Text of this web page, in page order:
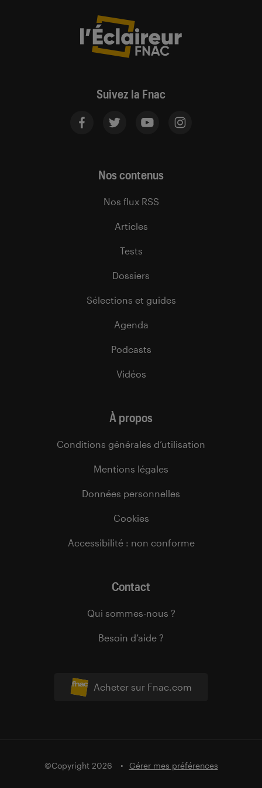
Suivez la Fnac
Acheter sur Fnac.com
Nos contenus
Nos flux RSS
Articles
Tests
Dossiers
Sélections et guides
Agenda
Podcasts
Vidéos
À propos
Conditions générales d’utilisation
Mentions légales
Données personnelles
Cookies
Accessibilité : non conforme
Contact
Qui sommes-nous ?
Besoin d’aide ?
©Copyright 2026 Gérer mes préférences